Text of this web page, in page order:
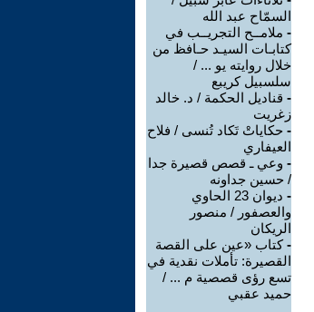
السمّاح عبد الله
- ملامــح التجريــب في
كتابـات السيـد حـافظ من
خلال روايته يو ... /
سلسبيل كريبع
- قناديل الحكمة / د. خالد
زغريت
- حكاياتْ تَكاد تُنسى / فلاح
العيفاري
- وعي ـ قصص قصيرة جدا
/ حسين جداونه
-
ديوان 23 الحاوي
والعصفور / منصور
الريكان
-كتاب «عين على القصة
القصيرة: تأملات نقدية في
تسع رؤى قصصية م ... /
حميد عقبي